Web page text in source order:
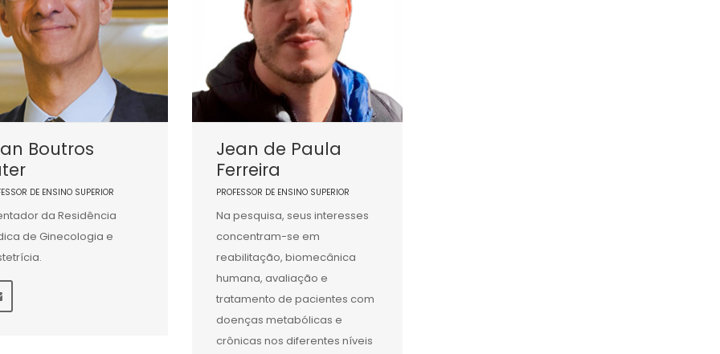
Boutros
DE ENSINO SUPERIOR
da Residência
de Ginecologia e
Jean de Paula
Ferreira
PROFESSOR DE ENSINO SUPERIOR
Na pesquisa, seus interesses
concentram-se em
reabilitação, biomecânica
humana, avaliação e
tratamento de pacientes com
doenças metabólicas e
crônicas nos diferentes níveis